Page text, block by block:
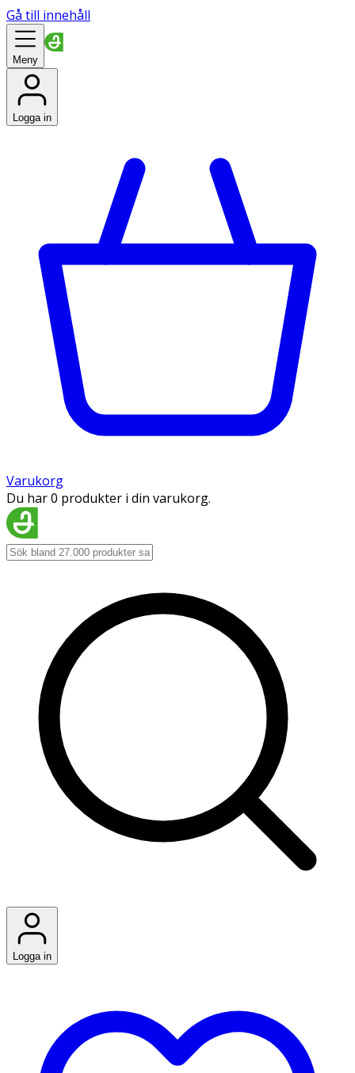
Gå till innehåll
Meny
Logga in
Varukorg
Du har 0 produkter i din varukorg.
Logga in